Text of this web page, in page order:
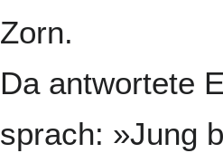
Zorn.
Da antwortete
sprach: »Jung